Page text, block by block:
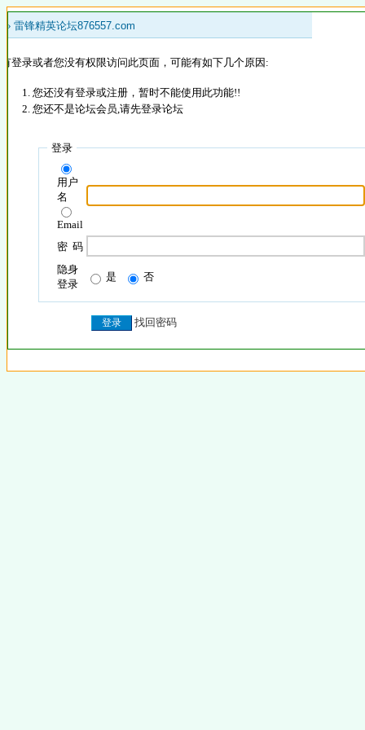
» 雷锋精英论坛876557.com
登录或者您没有权限访问此页面，可能有如下几个原因:
您还没有登录或注册，暂时不能使用此功能!!
您还不是论坛会员,请先登录论坛
登录
用户
名
Email
密 码
隐身
登录
是 否
找回密码